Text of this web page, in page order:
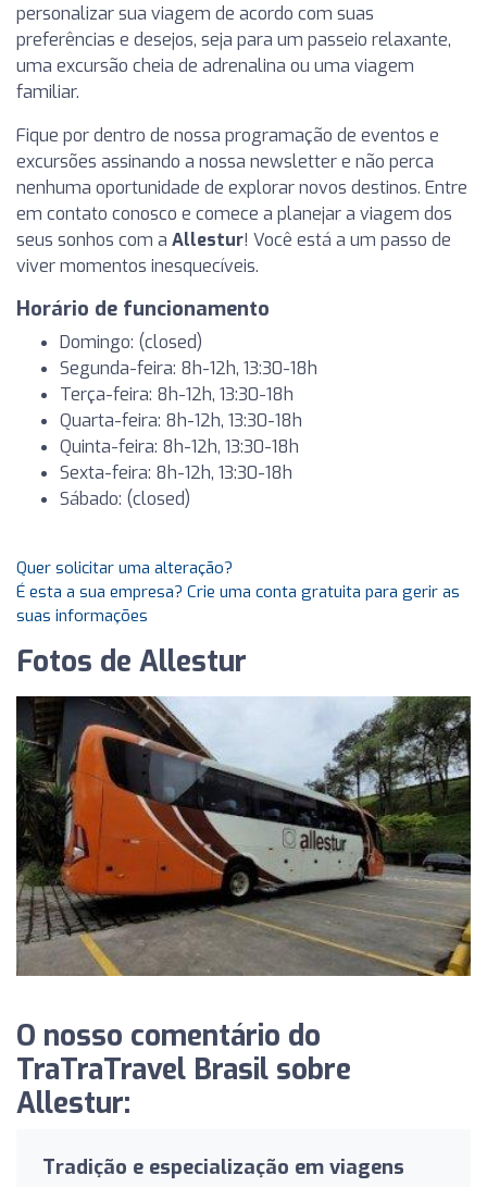
personalizar sua viagem de acordo com suas
preferências e desejos, seja para um passeio relaxante,
uma excursão cheia de adrenalina ou uma viagem
familiar.
Fique por dentro de nossa programação de eventos e
excursões assinando a nossa newsletter e não perca
nenhuma oportunidade de explorar novos destinos. Entre
em contato conosco e comece a planejar a viagem dos
seus sonhos com a Allestur! Você está a um passo de
viver momentos inesquecíveis.
Horário de funcionamento
Domingo: (closed)
Segunda-feira: 8h-12h, 13:30-18h
Terça-feira: 8h-12h, 13:30-18h
Quarta-feira: 8h-12h, 13:30-18h
Quinta-feira: 8h-12h, 13:30-18h
Sexta-feira: 8h-12h, 13:30-18h
Sábado: (closed)
Quer solicitar uma alteração?
É esta a sua empresa? Crie uma conta gratuita para gerir as
suas informações
Fotos de Allestur
O nosso comentário do
TraTraTravel Brasil sobre
Allestur:
Tradição e especialização em viagens